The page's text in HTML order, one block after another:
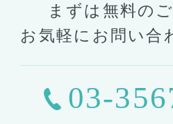
まずは無料の
お気軽にお問い合
03-